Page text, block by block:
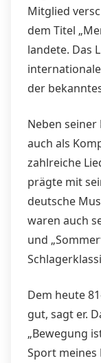
Mitglied
dem Titel
landete. Das
der
Neben
auch als
zahlreiche
prägte mit
deutsche
waren auch
und
Dem heute
gut, sagt er.
„Bewegung
Sport meines